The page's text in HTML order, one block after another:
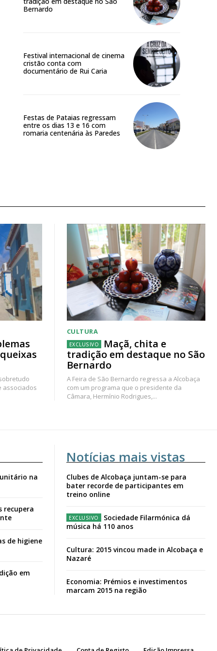
Bernardo
Festival internacional de cinema
cristão conta com
documentário de Rui Caria
Festas de Pataias regressam
entre os dias 13 e 16 com
romaria centenária às Paredes
associados
CULTURA
Maçã, chita e
tradição em destaque no São
Bernardo
A Feira de São Bernardo regressa a Alcobaça
com um programa que o presidente da
Câmara, Hermínio Rodrigues,...
na
recupera
de higiene
em
Notícias mais vistas
Clubes de Alcobaça juntam-se para
bater recorde de participantes em
treino online
Sociedade Filarmónica dá
música há 110 anos
Cultura: 2015 vincou made in Alcobaça e
Nazaré
Economia: Prémios e investimentos
marcam 2015 na região